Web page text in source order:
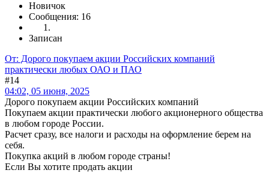
Новичок
Сообщения: 16
Записан
От: Дорого покупаем акции Российских компаний
практически любых ОАО и ПАО
#14
04:02, 05 июня, 2025
Дорого покупаем акции Российских компаний
Покупаем акции практически любого акционерного общества
в любом городе России.
Расчет сразу, все налоги и расходы на оформление берем на
себя.
Покупка акций в любом городе страны!
Если Вы хотите продать акции